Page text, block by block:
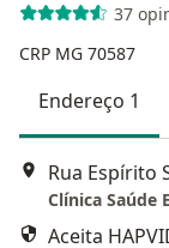
37
CRP MG 70587
Endereço 1
Rua Espírito
Clínica Saúde
Aceita